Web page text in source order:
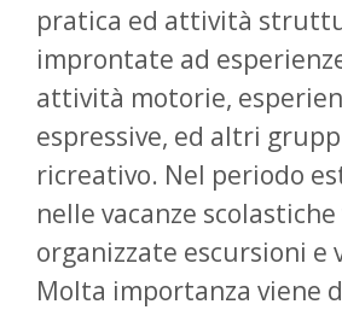
pratica ed attività
improntate ad
attività motorie,
espressive, ed altri
ricreativo. Nel periodo
nelle vacanze
organizzate escursioni e
Molta importanza viene